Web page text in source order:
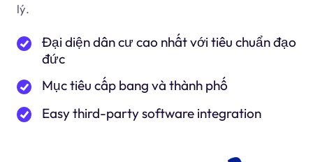
lý.
Đại diện dân cư cao nhất với tiêu chuẩn đạo
đức
Mục tiêu cấp bang và thành phố
Easy third-party software integration